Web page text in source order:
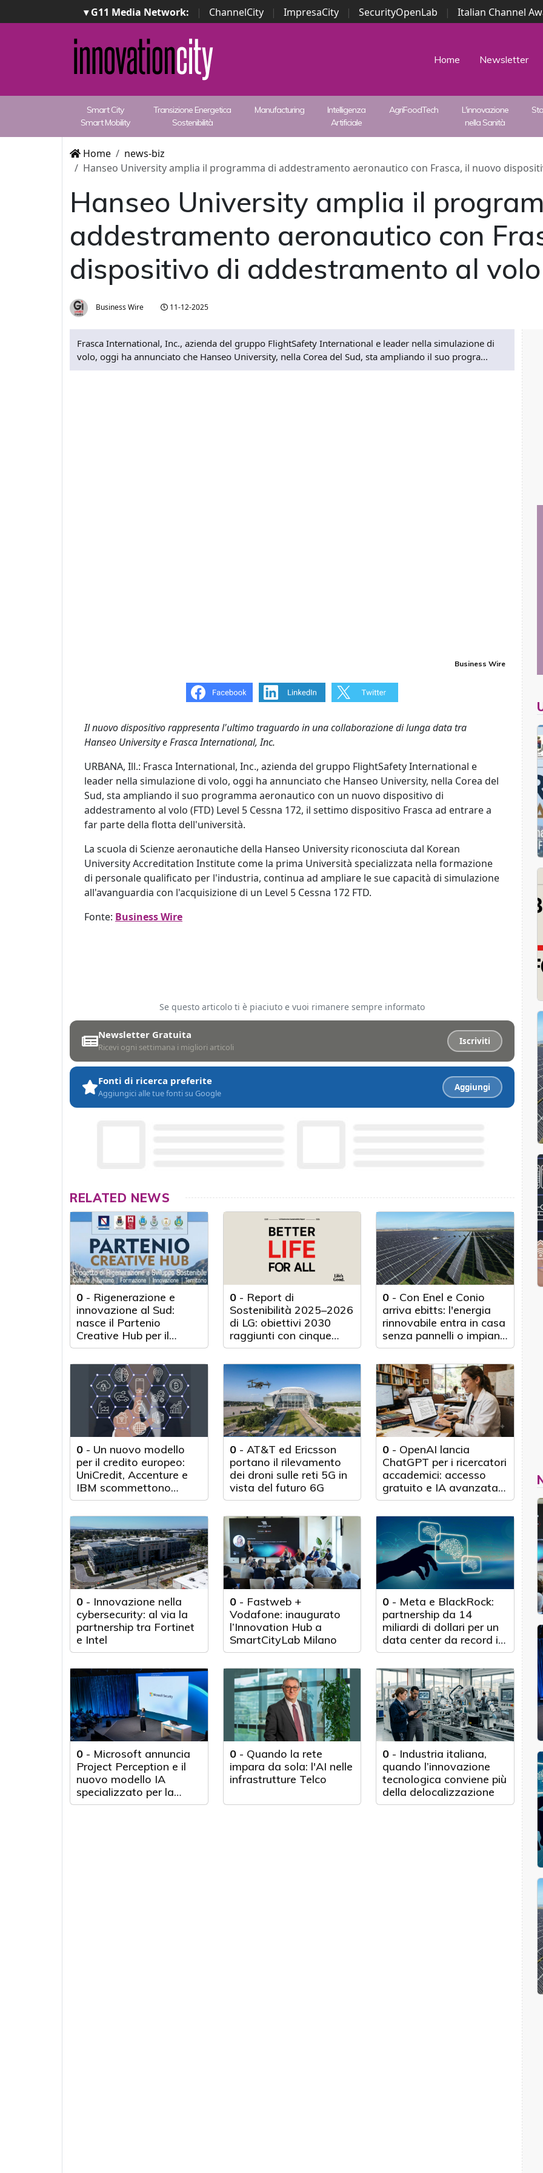
▾ G11 Media Network: | ChannelCity | ImpresaCity | SecurityOpenLab | Italian Channel
Security Awards | ...
Home Newsletter
Smart City
Smart Mobility
Transizione Energetica
Sostenibilità
Manufacturing
Intelligenza
Artificiale
AgriFoodTech
L'innovazione
nella Sanità
Home
news-biz
Hanseo University amplia il programma di addestramento aeronautico con Frasca, il nuovo
Hanseo University amplia il
addestramento aeronautico con
dispositivo di addestramento al volo
Business Wire 11-12-2025
Frasca International, Inc., azienda del gruppo FlightSafety International e leader nella simulazione di
volo, oggi ha annunciato che Hanseo University, nella Corea del Sud, sta ampliando il suo progra...
Business Wire
Il nuovo dispositivo rappresenta l'ultimo traguardo in una collaborazione di lunga data tra
Hanseo University e Frasca International, Inc.
URBANA, Ill.: Frasca International, Inc., azienda del gruppo FlightSafety International e
leader nella simulazione di volo, oggi ha annunciato che Hanseo University, nella Corea del
Sud, sta ampliando il suo programma aeronautico con un nuovo dispositivo di
addestramento al volo (FTD) Level 5 Cessna 172, il settimo dispositivo Frasca ad entrare a
far parte della flotta dell'università.
La scuola di Scienze aeronautiche della Hanseo University riconosciuta dal Korean
University Accreditation Institute come la prima Università specializzata nella formazione
di personale qualificato per l'industria, continua ad ampliare le sue capacità di simulazione
all'avanguardia con l'acquisizione di un Level 5 Cessna 172 FTD.
Fonte: Business Wire
Se questo articolo ti è piaciuto e vuoi rimanere sempre informato
Newsletter Gratuita
Ricevi ogni settimana i migliori articoli
Iscriviti
Fonti di ricerca preferite
Aggiungici alle tue fonti su Google
Aggiungi
RELATED NEWS
0 - Rigenerazione e
innovazione al Sud:
nasce il Partenio
Creative Hub per il
rilancio del territorio
0- Report di
Sostenibilità 2025–2026
di LG: obiettivi 2030
raggiunti con cinque
anni d'anticipo
0 - Con Enel e Conio
arriva ebitts: l'energia
rinnovabile entra in casa
senza pannelli o impianti
fisici
0 - Un nuovo modello
per il credito europeo:
UniCredit, Accenture e
IBM scommettono
sull'innovazione
tecnologica
0- AT&T ed Ericsson
portano il rilevamento
dei droni sulle reti 5G in
vista del futuro 6G
0 - OpenAI lancia
ChatGPT per i ricercatori
accademici: accesso
gratuito e IA avanzata
per 100.000 scienziati
0 - Innovazione nella
cybersecurity: al via la
partnership tra Fortinet
e Intel
0- Fastweb +
Vodafone: inaugurato
l’Innovation Hub a
SmartCityLab Milano
0 - Meta e BlackRock:
partnership da 14
miliardi di dollari per un
data center da record in
Texas
0 - Microsoft annuncia
Project Perception e il
nuovo modello IA
specializzato per la
cybersecurity
0- Quando la rete
impara da sola: l'AI nelle
infrastrutture Telco
0 - Industria italiana,
quando l’innovazione
tecnologica conviene più
della delocalizzazione